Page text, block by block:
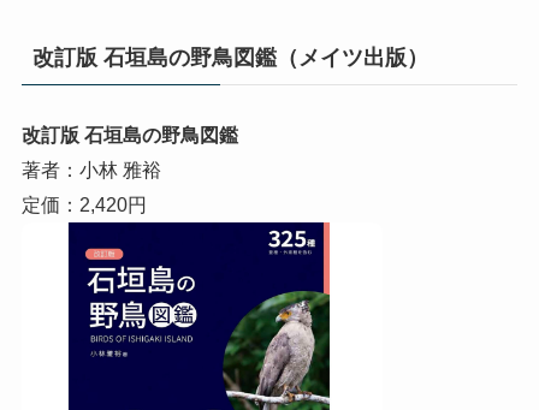
改訂版 石垣島の野鳥図鑑（メイツ出版）
改訂版 石垣島の野鳥図鑑
著者：小林 雅裕
定価：2,420円